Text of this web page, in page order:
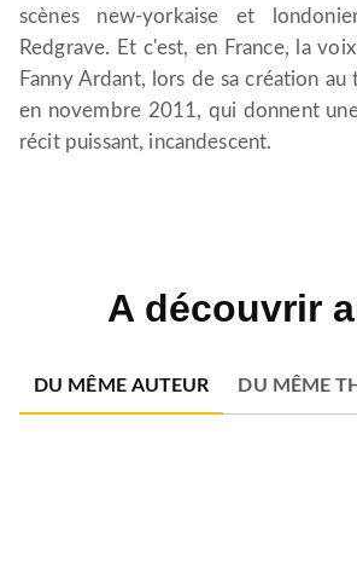
scènes new-yorkaise et
Redgrave. Et c'est, en France, la
Fanny Ardant, lors de sa création
en novembre 2011, qui donnent
récit puissant, incandescent.
A découvrir
DU MÊME AUTEUR DU MÊME